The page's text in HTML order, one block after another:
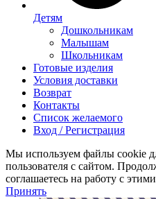
Детям
Дошкольникам
Малышам
Школьникам
Готовые изделия
Условия доставки
Возврат
Контакты
Список желаемого
Вход / Регистрация
Мы используем файлы cookie
пользователя с сайтом.
соглашаетесь на работу с
Принять